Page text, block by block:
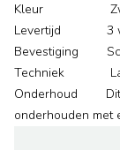
Kleur Zwart
Levertijd 3
Bevestiging
Techniek
Onderhoud Dit
onderhouden met